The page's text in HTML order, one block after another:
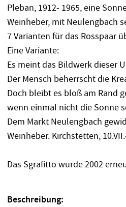
Pleban, 1912- 1965, eine
Weinheber, mit Neulengbach
7 Varianten für das Rosspaar
Eine Variante:
Es meint das Bildwerk dieser
Der Mensch beherrscht die
Doch bleibt es bloß am Rand
wenn einmal nicht die Sonne
Dem Markt Neulengbach
Weinheber. Kirchstetten,
Das Sgrafitto wurde 2002
Beschreibung: